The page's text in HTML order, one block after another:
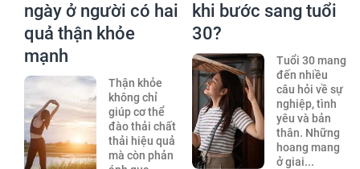
ngày ở người có hai
quả thận khỏe
mạnh
Thận khỏe
không chỉ
giúp cơ thể
đào thải chất
thải hiệu quả
mà còn phản
khi bước sang tuổi
30?
Tuổi 30 mang
đến nhiều
câu hỏi về sự
nghiệp, tình
yêu và bản
thân. Những
hoang mang
ở giai...